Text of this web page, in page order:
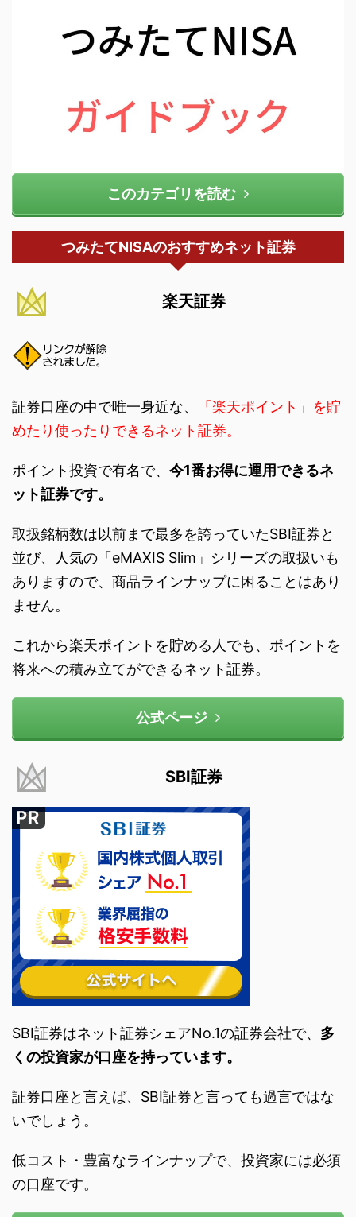
このカテゴリを読む
つみたてNISAのおすすめネット証券
楽天証券
証券口座の中で唯一身近な、
「楽天ポイント」を貯
めたり使ったりできるネット証券。
ポイント投資で有名で、 今1番お得に運用できるネ
ット証券です。
取扱銘柄数は以前まで最多を誇っていたSBI証券と
並び、人気の「eMAXIS Slim」シリーズの取扱いも
ありますので、商品ラインナップに困ることはあり
ません。
これから楽天ポイントを貯める人でも、ポイントを
将来への積み立てができるネット証券。
公式ページ
SBI証券
SBI証券はネット証券シェアNo.1の証券会社で、 多
くの投資家が口座を持っています。
証券口座と言えば、SBI証券と言っても過言ではな
いでしょう。
低コスト・豊富なラインナップで、投資家には必須
の口座です。